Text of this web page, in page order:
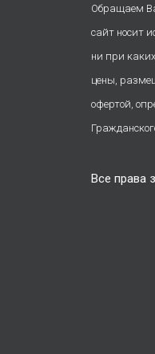
Обращаем
сайт носит
ни при
цены,
офертой,
Все права